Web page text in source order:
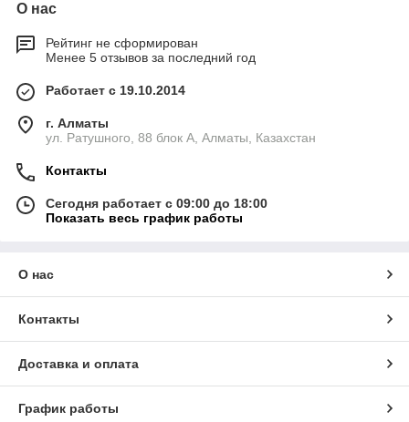
О нас
Рейтинг не сформирован
Менее 5 отзывов за последний год
Работает с 19.10.2014
г. Алматы
ул. Ратушного, 88 блок A, Алматы, Казахстан
Контакты
Сегодня работает с 09:00 до 18:00
Показать весь график работы
О нас
Контакты
Доставка и оплата
График работы